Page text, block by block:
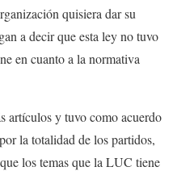
quisiera dar su
a decir que esta ley no tuvo
en cuanto a la normativa
artículos y tuvo como acuerdo
la totalidad de los partidos,
los temas que la LUC tiene